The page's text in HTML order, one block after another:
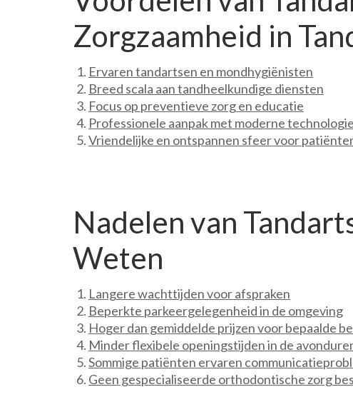
Zorgzaamheid in
Ervaren tandartsen en mondhygiënisten
Breed scala aan tandheelkundige diensten
Focus op preventieve zorg en educatie
Professionele aanpak met moderne
Vriendelijke en ontspannen sfeer voor
Nadelen van
Weten
Langere wachttijden voor afspraken
Beperkte parkeergelegenheid in de omgeving
Hoger dan gemiddelde prijzen voor bepaalde
Minder flexibele openingstijden in de
Sommige patiënten ervaren
Geen gespecialiseerde orthodontische zorg